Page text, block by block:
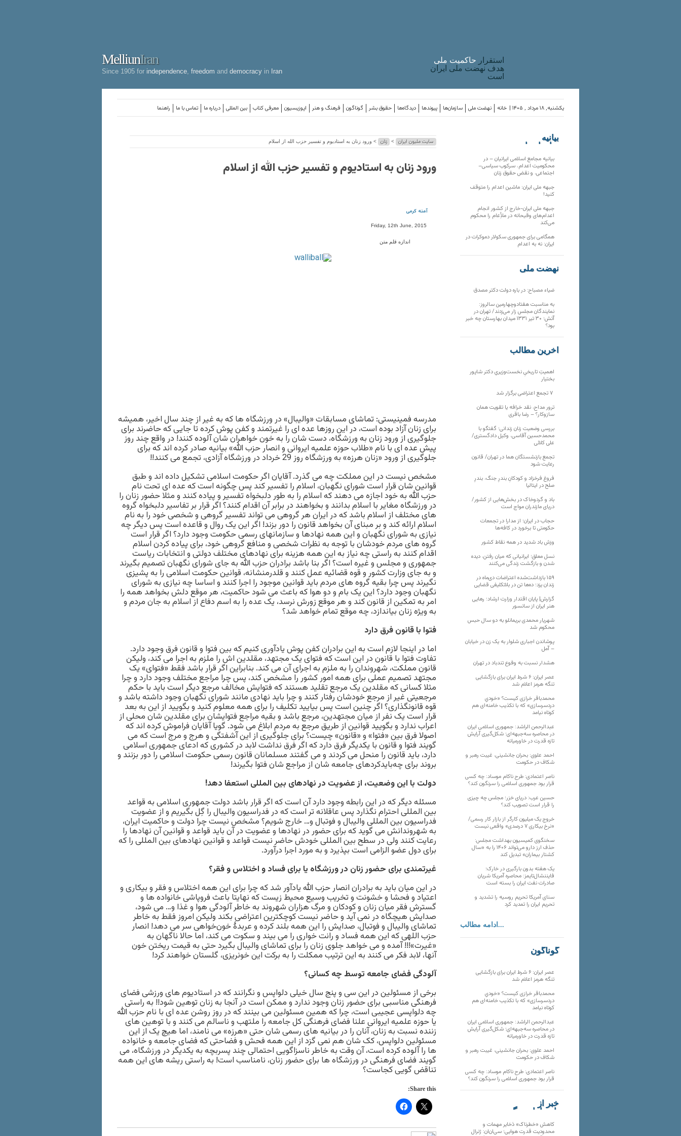
MelliunIran
Since 1905 for independence freedom and democracy in Iran
استقرار حاکميت ملی
هدف نهضت ملی ایران
است
راهنما تماس با ما درباره ما بین المللی معرفی کتاب اپوزیسیون فرهنگ و هنر گوناگون حقوق بشر دیدگاه‌ها پیوندها سازمان‌ها نهضت ملی خانه یکشنبه, ۱۸ مرداد , ۱۴۰۵ |
سایت ملیون ایران > زنان > ورود زنان به استادیوم و تفسیر حزب الله از اسلام
ورود زنان به استادیوم و تفسیر حزب الله از اسلام
آمنه کرمی
Friday, 12th June, 2015
اندازه قلم متن
مدرسه فمینیستی: تماشای مسابقات «والیبال» در ورزشگاه ها که به غیر از چند سال اخیر، همیشه
برای زنان آزاد بوده است، در این روزها عده ای را غیرتمند و کفن پوش کرده تا جایی که حاضرند برای
جلوگیری از ورود زنان به ورزشگاه، دست شان را به خون خواهران شان آلوده کنند! در واقع چند روز
پیش عده ای با نام «طلاب حوزه علمیه ایروانی و انصار حزب الله» بیانیه صادر کرده اند که برای
جلوگیری از ورود «زنان هرزه» به ورزشگاه روز 29 خرداد در ورزشگاه آزادی، تجمع می کنند!!
مشخص نیست در این مملکت چه می گذرد. آقایان اگر حکومت اسلامی تشکیل داده اند و طبق
قوانین شان قرار است شورای نگهبان، اسلام را تفسیر کند پس چگونه است که عده ای تحت نام
حزب الله به خود اجازه می دهند که اسلام را به طور دلبخواه تفسیر و پیاده کنند و مثلا حضور زنان را
در ورزشگاه مغایر با اسلام بدانند و بخواهند در برابر آن اقدام کنند؟ اگر قرار بر تفاسیر دلبخواه گروه
های مختلف از اسلام باشد که در ایران هر گروهی می تواند تفسیر گروهی و شخصی خود را به نام
اسلام ارائه کند و بر مبنای آن بخواهد قانون را دور بزند! اگر این یک روال و قاعده است پس دیگر چه
نیازی به شورای نگهبان و این همه نهادها و سازمانهای رسمی حکومت وجود دارد؟ اگر قرار است
گروه های مردم خودشان با توجه به نظرات شخصی و منافع گروهی خود، برای پیاده کردن اسلام
اقدام کنند به راستی چه نیاز به این همه هزینه برای نهادهای مختلف دولتی و انتخابات ریاست
جمهوری و مجلس و غیره است؟ اگر بنا باشد برادران حزب الله به جای شورای نگهبان تصمیم بگیرند
و به جای وزارت کشور و قوه قضائیه عمل کنند و قلدرمنشانه، قوانین حکومت اسلامی را به پشیزی
نگیرند پس چرا بقیه گروه های مردم باید قوانین موجود را اجرا کنند و اساسا چه نیازی به شورای
نگهبان وجود دارد؟ این یک بام و دو هوا که باعث می شود حاکمیت، هر موقع دلش بخواهد همه را
امر به تمکین از قانون کند و هر موقع زورش نرسد، یک عده را به اسم دفاع از اسلام به جان مردم و
به ویژه زنان بیاندازد، چه موقع تمام خواهد شد؟
فتوا با قانون فرق دارد
اما در اینجا لازم است به این برادران کفن پوش یادآوری کنیم که بین فتوا و قانون فرق وجود دارد.
تفاوت فتوا با قانون در این است که فتوای یک مجتهد، مقلدین اش را ملزم به اجرا می کند، ولیکن
قانون مملکت، شهروندان را به ملزم به اجرای آن می کند. بنابراین اگر قرار باشد فقط «فتوای» یک
مجتهد تصمیم عملی برای همه امور کشور را مشخص کند، پس چرا مراجع مختلف وجود دارد و چرا
مثلا کسانی که مقلدین یک مرجع تقلید هستند که فتوایش مخالف مرجع دیگر است باید با حکم
مرجعیتی غیر از مرجع خودشان رفتار کنند و چرا باید نهادی مانند شورای نگهبان وجود داشته باشد و
قوه قانونگذاری؟ اگر چنین است پس بیایید تکلیف را برای همه معلوم کنید و بگویید از این به بعد
قرار است یک نفر از میان مجتهدین، مرجع باشد و بقیه مراجع فتوایشان برای مقلدین شان محلی از
اعراب ندارد و بگویید قوانین از طریق مرجع به مردم ابلاغ می شود. گویا آقایان فراموش کرده اند که
اصولا فرق بین «فتوا» و «قانون» چیست؟ برای جلوگیری از این آشفتگی و هرج و مرج است که می
گویند فتوا و قانون با یکدیگر فرق دارد که اگر فرق نداشت لابد در کشوری که ادعای جمهوری اسلامی
دارد، باید قانون را منحل می کردند و می گفتند مسلمانان قانون رسمی حکومت اسلامی را دور بزنند و
بروند برای چه‌بایدکردهای جامعه شان از مراجع شان فتوا بگیرند!
دولت با این وضعیت، از عضویت در نهادهای بین المللی استعفا دهد!
مسئله دیگر که در این رابطه وجود دارد آن است که اگر قرار باشد دولت جمهوری اسلامی به قواعد
بین المللی احترام نگذارد پس عاقلانه تر است که در فدراسیون والیبال را گِل بگیریم و از عضویت
فدراسیون بین المللی والیبال و فوتبال و… خارج شویم؟ مشخص نیست چرا دولت و حاکمیت ایران،
به شهروندانش می گوید که برای حضور در نهادها و عضویت در آن باید قواعد و قوانین آن نهادها را
رعایت کنند ولی در سطح بین المللی خودش حاضر نیست قواعد و قوانین نهادهای بین المللی را که
برای دول عضو الزامی است بپذیرد و به مورد اجرا درآورد.
غیرتمندی برای حضور زنان در ورزشگاه یا برای فساد و اختلاس و فقر؟
در این میان باید به برادران انصار حزب الله یادآور شد که چرا برای این همه اختلاس و فقر و بیکاری و
اعتیاد و فحشا و خشونت و تخریب وسیع محیط زیست که نهایتا باعث فروپاشی خانواده ها و
گسترش فقر میان زنان و کودکان و مرگ هزاران شهروند به خاطر آلودگی هوا و غذا و… می شود،
صدایش هیچگاه در نمی آید و حاضر نیست کوچکترین اعتراضی بکند ولیکن امروز فقط به خاطر
تماشای والیبال و فوتبال، صدایش را این همه بلند کرده و عربدۀ خون‌خواهی سر می دهد! انصار
حزب اللهی که این همه فساد و رانت خواری را می بیند و سکوت می کند، اما حالا ناگهان به
«غیرت»!!! آمده و می خواهد جلوی زنان را برای تماشای والیبال بگیرد حتی به قیمت ریختن خون
آنها، لابد فکر می کنند به این ترتیب ممکلت را به برکت این خونریزی، گلستان خواهند کرد!
آلودگی فضای جامعه توسط چه کسانی؟
برخی از مسئولین در این سی و پنج سال خیلی دلواپس و نگرانند که در استادیوم های ورزشی فضای
فرهنگی مناسبی برای حضور زنان وجود ندارد و ممکن است در آنجا به زنان توهین شود!! به راستی
چه دلواپسی عجیبی است، چرا که همین مسئولین می بینند که در روز روشن عده ای با نام حزب الله
یا حوزه علمیه ایروانی علنا فضای فرهنگی کل جامعه را ملتهب و ناسالم می کنند و با توهین های
زننده نسبت به زنان، آنان را در بیانیه های رسمی شان حتی «هرزه» می نامند، اما هیچ یک از این
مسئولین دلواپس، کک شان هم نمی گزد از این همه فحش و فضاحتی که فضای جامعه و خانواده
ها را آلوده کرده است، آن وقت به خاطر ناسزاگویی احتمالی چند پسربچه به یکدیگر در ورزشگاه، می
گویند فضای فرهنگی در ورزشگاه ها برای حضور زنان، نامناسب است! به راستی ریشه های این همه
تناقض گویی کجاست؟
Share this:
بیانیه
سازمان‌های
بیانیه مجامع اسلامی ایرانیان – در
محکومیت اعدام، سرکوب سیاسی–
اجتماعی، و نقض حقوق زنان
جبهه ملی ایران: ماشین اعدام را متوقف
کنید!
جبهه ملی ایران-خارج از کشور انجام
اعدام‌های وقیحانه در ملأِعام را محکوم
می‌کند
همگامی برای جمهوری سکولار دموکرات در
ایران: نه به اعدام
نهضت ملی
ضیاء مصباح: در باره دولت دکتر مصدق
به مناسبت هفتادوچهارمین سالروز:
نمایندگان مجلس زار می‌زدند/ تهران در
آتش؛ ۳۰ تیر ۱۳۳۱ میدان بهارستان چه خبر
بود؟
آخرین مطالب
اهمیتِ تاریخیِ نخست‌وزیریِ دکتر شاپور
بختیار
ترور مداح، نقد خرافه یا تقویت همان
سازوکار؟ – رضا باقری
بررسی وضعیت زنان زندانی؛ گفتگو با
محمدحسین آقاسی، وکیل دادگستری/
علی کلائی
تجمع بازنشستگان هما در تهران/ قانون
رعایت شود
فروغ فرخزاد و کودکانِ بندرِ جنگ، بندرِ
صلح در ایتالیا
باد و گردوخاک در بخش‌هایی از کشور/
دریای مازندران مواج است
حجاب در ایران؛ از مدارا در تجمعات
حکومتی تا برخورد در کافه‌ها
وزش باد شدید در همه نقاط کشور
نسل معلق؛ ایرانیانی که میان رفتن، دیده
شدن و بازگشت زندگی می‌کنند
۱۵۹ بازداشت‌شده اعتراضات دی‌ماه در
زندان یزد؛ ده‌ها تن در بلاتکلیفی قضایی
گزارش| پایان اقتدار وزارت ارشاد؛ رهایی
هنر ایران از سانسور
شهریار محمدی بریمانلو به دو سال حبس
محکوم شد
پوشاندن اجباری شلوار به یک زن در خیابان
– آمل
هشدار نسبت به وفوع تندباد در تهران
عصر ایران: ۶ شرط ایران برای بازگشایی
تنگه هرمز اعلام شد
محمدباقر خرازی کیست؟ «خودیِ
دردسرسازی» که با تکذیب خامنه‌ای هم
کوتاه نیامد
عبدالرحمن الراشد: جمهوری اسلامی ایران
در محاصره سه‌جبهه‌ای؛ شکل‌گیری آرایش
تازه قدرت در خاورمیانه
احمد علوی: بحران جانشینی، غیبت رهبر و
شکاف در حکومت
ناصر اعتمادی: طرح ناکام موساد: چه کسی
قرار بود جمهوری اسلامی را سرنگون کند؟
حسین عرب: دریای خزر؛ مجلس چه چیزی
را قرار است تصویب کند؟
خروج یک میلیون کارگر از بازار کار رسمی/
«نرخ بیکاری ۷ درصدی» واقعی نیست
سخنگوی کمیسیون بهداشت مجلس:
حذف ارز دارو می‌تواند ۱۴۰۶ را به «سال
کشتار بیماران» تبدیل کند
یک هفته بدون بارگیری در خارک؛
فایننشال‌تایمز: محاصره آمریکا شریان
صادرات نفت ایران را بسته است
سنای آمریکا تحریم روسیه را تشدید و
تحریم ایران را تمدید کرد
ادامه مطالب...
گوناگون
عصر ایران: ۶ شرط ایران برای بازگشایی
تنگه هرمز اعلام شد
محمدباقر خرازی کیست؟ «خودیِ
دردسرسازی» که با تکذیب خامنه‌ای هم
کوتاه نیامد
عبدالرحمن الراشد: جمهوری اسلامی ایران
در محاصره سه‌جبهه‌ای؛ شکل‌گیری آرایش
تازه قدرت در خاورمیانه
احمد علوی: بحران جانشینی، غیبت رهبر و
شکاف در حکومت
ناصر اعتمادی: طرح ناکام موساد: چه کسی
قرار بود جمهوری اسلامی را سرنگون کند؟
خبر از
تارنماهای دیگر
کاهش «خطرناک» ذخایر مهمات و
محدودیت قدرت هوایی؛ سی‌ان‌ان: ژنرال